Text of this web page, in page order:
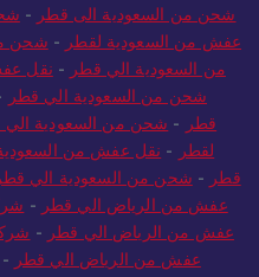
شحن من السعودية الى قطر -
عفش من السعودية لقطر - شحن
من السعودية الي قطر - نقل
شحن من السعودية الي قطر
قطر - شحن من السعودية الي
لقطر - نقل عفش من
قطر - شحن من السعودية الي قطر
عفش من الرياض الي قطر -
عفش من الرياض الي قطر -
عفش من الرياض الي قطر -